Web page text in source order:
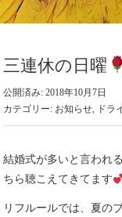
三連休の日曜
公開済み: 2018年10月7日
カテゴリー: お知らせ, ドラ
結婚式が多いと言われ
ちら聴こえてきてます
リフルールでは、夏の